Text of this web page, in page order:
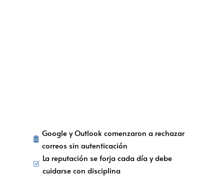

Google y Outlook comenzaron a rechazar
correos sin autenticación
Z
La reputación se forja cada día y debe
cuidarse con disciplina